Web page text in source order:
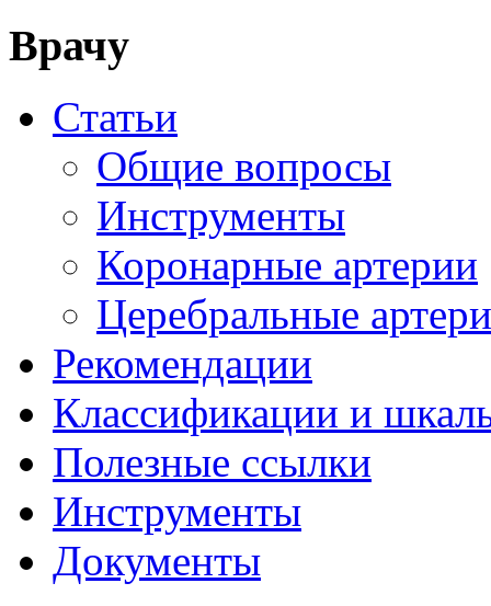
Врачу
Статьи
Общие вопросы
Инструменты
Коронарные артерии
Церебральные
Рекомендации
Классификации и
Полезные ссылки
Инструменты
Документы